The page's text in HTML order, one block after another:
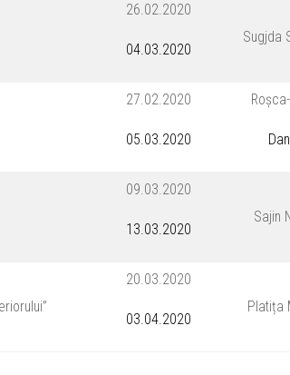
26.02.2020
04.03.2020
Sugjda
27.02.2020
05.03.2020
09.03.2020
13.03.2020
Sajin
20.03.2020
03.04.2020
Platița